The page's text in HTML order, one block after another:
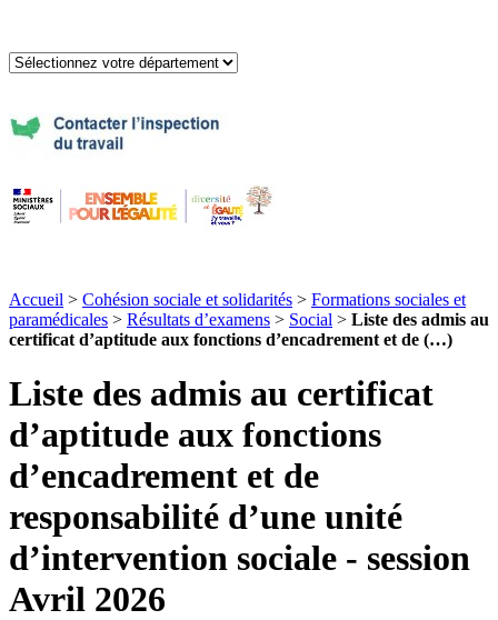
Accueil > Cohésion sociale et solidarités > Formations sociales et
paramédicales > Résultats d’examens > Social > Liste des admis au
certificat d’aptitude aux fonctions d’encadrement et de (…)
Liste des admis au certificat
d’aptitude aux fonctions
d’encadrement et de
responsabilité d’une unité
d’intervention sociale - session
Avril 2026